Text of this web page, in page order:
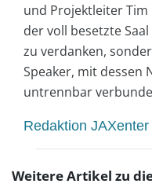
und Projektleiter Tim
der voll besetzte
zu verdanken,
Speaker, mit dessen
untrennbar
Redaktion JAXenter
Weitere Artikel zu